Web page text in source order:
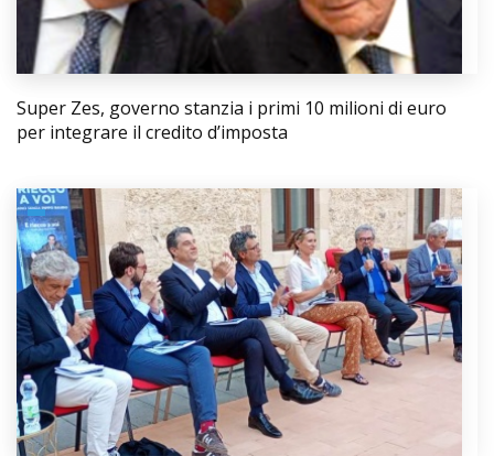
Super Zes, governo stanzia i primi 10 milioni di euro
per integrare il credito d’imposta